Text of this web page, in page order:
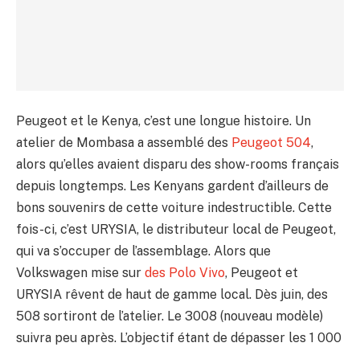
Peugeot et le Kenya, c’est une longue histoire. Un
atelier de Mombasa a assemblé des Peugeot 504,
alors qu’elles avaient disparu des show-rooms français
depuis longtemps. Les Kenyans gardent d’ailleurs de
bons souvenirs de cette voiture indestructible. Cette
fois-ci, c’est URYSIA, le distributeur local de Peugeot,
qui va s’occuper de l’assemblage. Alors que
Volkswagen mise sur des Polo Vivo, Peugeot et
URYSIA rêvent de haut de gamme local. Dès juin, des
508 sortiront de l’atelier. Le 3008 (nouveau modèle)
suivra peu après. L’objectif étant de dépasser les 1 000